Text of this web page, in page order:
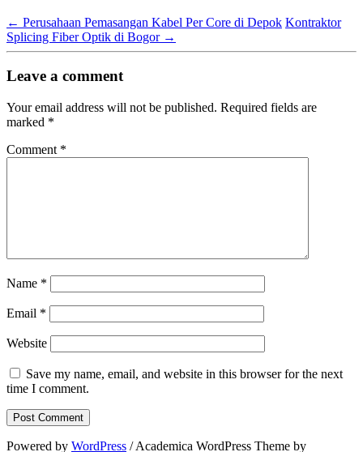
← Perusahaan Pemasangan Kabel Per Core di Depok Kontraktor
Splicing Fiber Optik di Bogor →
Leave a comment
Your email address will not be published. Required fields are
marked *
Comment *
Name *
Email *
Website
Save my name, email, and website in this browser for the next
time I comment.
Powered by WordPress / Academica WordPress Theme by